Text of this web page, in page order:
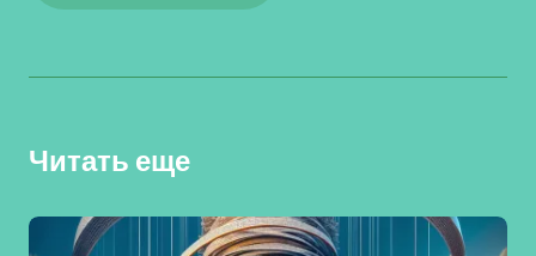
Читать еще